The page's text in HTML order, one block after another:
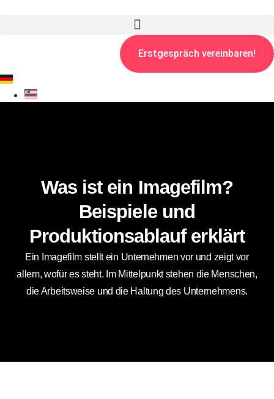
Erstgespräch vereinbaren!
Was ist ein Imagefilm?
Beispiele und
Produktionsablauf erklärt
Ein Imagefilm stellt ein Unternehmen vor und zeigt vor
allem, wofür es steht. Im Mittelpunkt stehen die Menschen,
die Arbeitsweise und die Haltung des Unternehmens.